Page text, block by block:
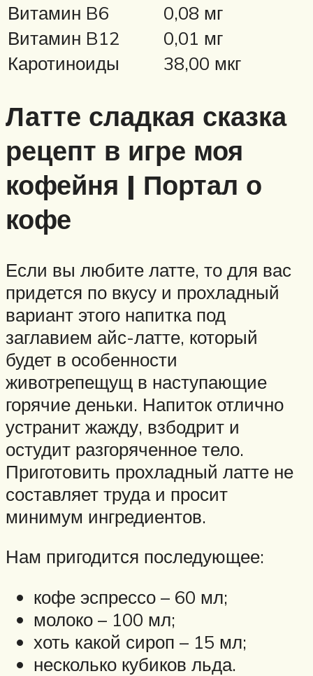
Витамин B6
0,08 мг
Витамин B12
0,01 мг
Каротиноиды
38,00 мкг
Латте сладкая сказка
рецепт в игре моя
кофейня | Портал о
кофе
Если вы любите латте, то для вас
придется по вкусу и прохладный
вариант этого напитка под
заглавием айс-латте, который
будет в особенности
животрепещущ в наступающие
горячие деньки. Напиток отлично
устранит жажду, взбодрит и
остудит разгоряченное тело.
Приготовить прохладный латте не
составляет труда и просит
минимум ингредиентов.
Нам пригодится последующее:
кофе эспрессо – 60 мл;
молоко – 100 мл;
хоть какой сироп – 15 мл;
несколько кубиков льда.